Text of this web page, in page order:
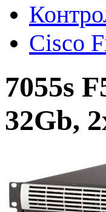
Cisco
7055s
32Gb,